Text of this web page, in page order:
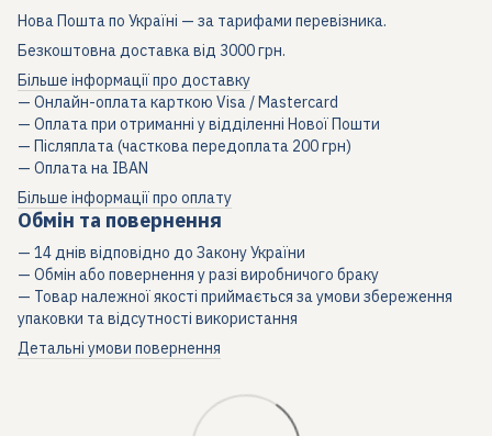
Нова Пошта по Україні — за тарифами перевізника.
Безкоштовна доставка від 3000 грн.
Більше інформації про доставку
— Онлайн-оплата карткою Visa / Mastercard
— Оплата при отриманні у відділенні Нової Пошти
— Післяплата (часткова передоплата 200 грн)
— Оплата на IBAN
Більше інформації про оплату
Обмін та повернення
— 14 днів відповідно до Закону України
— Обмін або повернення у разі виробничого браку
— Товар належної якості приймається за умови збереження
упаковки та відсутності використання
Детальні умови повернення